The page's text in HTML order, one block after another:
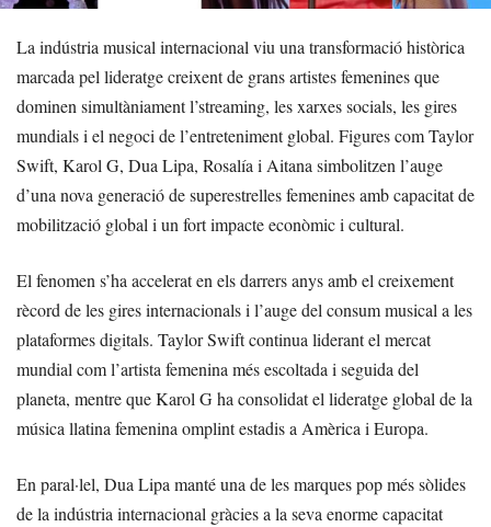
La indústria musical internacional viu una transformació històrica
marcada pel lideratge creixent de grans artistes femenines que
dominen simultàniament l’streaming, les xarxes socials, les gires
mundials i el negoci de l’entreteniment global. Figures com Taylor
Swift, Karol G, Dua Lipa, Rosalía i Aitana simbolitzen l’auge
d’una nova generació de superestrelles femenines amb capacitat de
mobilització global i un fort impacte econòmic i cultural.
El fenomen s’ha accelerat en els darrers anys amb el creixement
rècord de les gires internacionals i l’auge del consum musical a les
plataformes digitals. Taylor Swift continua liderant el mercat
mundial com l’artista femenina més escoltada i seguida del
planeta, mentre que Karol G ha consolidat el lideratge global de la
música llatina femenina omplint estadis a Amèrica i Europa.
En paral·lel, Dua Lipa manté una de les marques pop més sòlides
de la indústria internacional gràcies a la seva enorme capacitat